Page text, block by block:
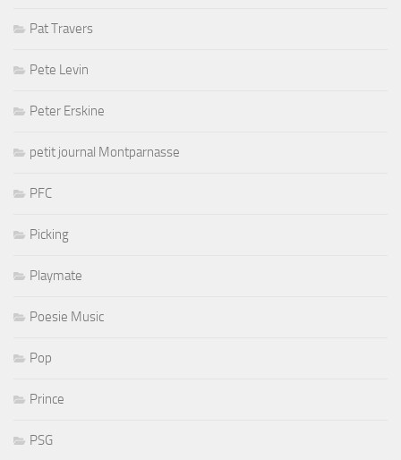
Pat Travers
Pete Levin
Peter Erskine
petit journal Montparnasse
PFC
Picking
Playmate
Poesie Music
Pop
Prince
PSG